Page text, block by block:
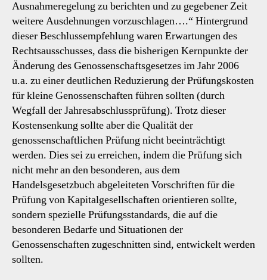
Ausnahmeregelung zu berichten und zu gegebener Zeit
weitere Ausdehnungen vorzuschlagen….“ Hintergrund
dieser Beschlussempfehlung waren Erwartungen des
Rechtsausschusses, dass die bisherigen Kernpunkte der
Änderung des Genossenschaftsgesetzes im Jahr 2006
u.a. zu einer deutlichen Reduzierung der Prüfungskosten
für kleine Genossenschaften führen sollten (durch
Wegfall der Jahresabschlussprüfung). Trotz dieser
Kostensenkung sollte aber die Qualität der
genossenschaftlichen Prüfung nicht beeinträchtigt
werden. Dies sei zu erreichen, indem die Prüfung sich
nicht mehr an den besonderen, aus dem
Handelsgesetzbuch abgeleiteten Vorschriften für die
Prüfung von Kapitalgesellschaften orientieren sollte,
sondern spezielle Prüfungsstandards, die auf die
besonderen Bedarfe und Situationen der
Genossenschaften zugeschnitten sind, entwickelt werden
sollten.